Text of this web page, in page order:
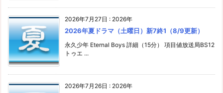
2026年7月27日 : 2026年
2026年夏ドラマ（土曜日）新7終1（8/9更新）
永久少年 Eternal Boys 詳細（15分） 項目値放送局BS12
トゥエ ...
2026年7月26日 : 2026年